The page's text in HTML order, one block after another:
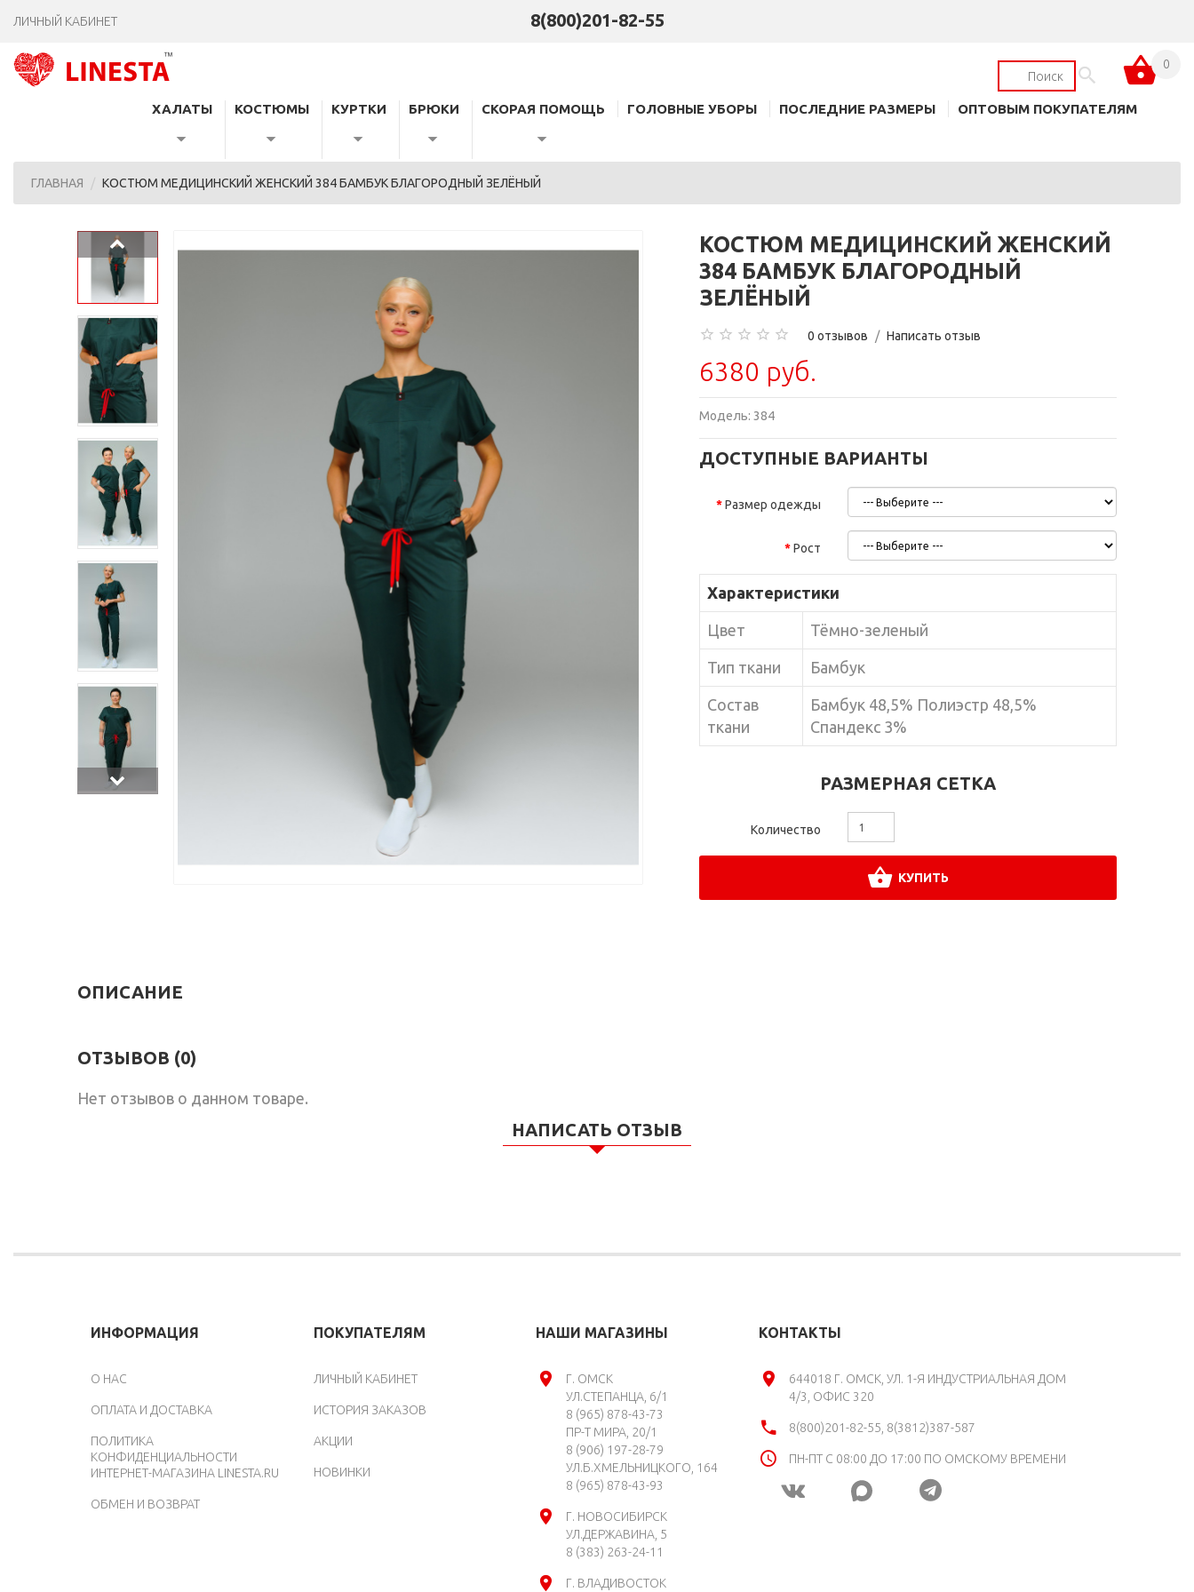
8(800)201-82-55
ЛИЧНЫЙ КАБИНЕТ
0
ХАЛАТЫ КОСТЮМЫ КУРТКИ БРЮКИ СКОРАЯ ПОМОЩЬ ГОЛОВНЫЕ УБОРЫ ПОСЛЕДНИЕ РАЗМЕРЫ ОПТОВЫМ ПОКУПАТЕЛЯМ
ГЛАВНАЯ КОСТЮМ МЕДИЦИНСКИЙ ЖЕНСКИЙ 384 БАМБУК БЛАГОРОДНЫЙ ЗЕЛЁНЫЙ
КОСТЮМ МЕДИЦИНСКИЙ ЖЕНСКИЙ
384 БАМБУК БЛАГОРОДНЫЙ
ЗЕЛЁНЫЙ
0 отзывов / Написать отзыв
6380 руб.
Модель: 384
ДОСТУПНЫЕ ВАРИАНТЫ
Размер одежды
Рост
Характеристики
Цвет Тёмно-зеленый
Тип ткани Бамбук
Состав
ткани
Бамбук 48,5% Полиэстр 48,5%
Спандекс 3%
РАЗМЕРНАЯ СЕТКА
Количество
КУПИТЬ
ОПИСАНИЕ
ОТЗЫВОВ (0)
Нет отзывов о данном товаре.
НАПИСАТЬ ОТЗЫВ
ИНФОРМАЦИЯ
O НАС
ОПЛАТА И ДОСТАВКА
ПОЛИТИКА
КОНФИДЕНЦИАЛЬНОСТИ
ИНТЕРНЕТ-МАГАЗИНА LINESTA.RU
ОБМЕН И ВОЗВРАТ
ПОКУПАТЕЛЯМ
ЛИЧНЫЙ КАБИНЕТ
ИСТОРИЯ ЗАКАЗОВ
АКЦИИ
НОВИНКИ
НАШИ МАГАЗИНЫ
Г. ОМСК
УЛ.СТЕПАНЦА, 6/1
8 (965) 878-43-73
ПР-Т МИРА, 20/1
8 (906) 197-28-79
УЛ.Б.ХМЕЛЬНИЦКОГО, 164
8 (965) 878-43-93
Г. НОВОСИБИРСК
УЛ.ДЕРЖАВИНА, 5
8 (383) 263-24-11
Г. ВЛАДИВОСТОК
КОНТАКТЫ
644018 Г. ОМСК, УЛ. 1-Я ИНДУСТРИАЛЬНАЯ ДОМ
4/3, ОФИС 320
8(800)201-82-55, 8(3812)387-587
ПН-ПТ С 08:00 ДО 17:00 ПО ОМСКОМУ ВРЕМЕНИ